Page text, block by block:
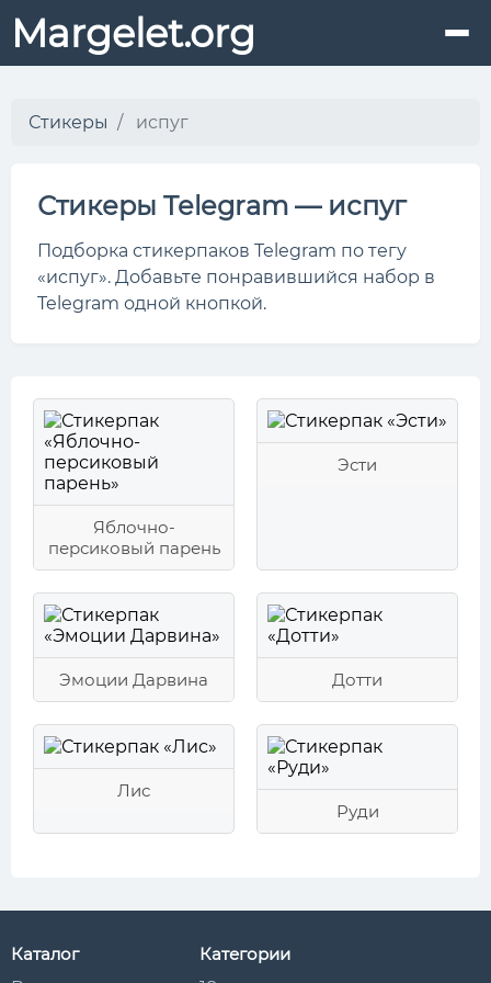
Margelet.org
Стикеры испуг
Стикеры Telegram — испуг
Подборка стикерпаков Telegram по тегу
«испуг». Добавьте понравившийся набор в
Telegram одной кнопкой.
Яблочно-
персиковый парень
Эсти
Эмоции Дарвина Дотти
Лис
Руди
Каталог
Категории